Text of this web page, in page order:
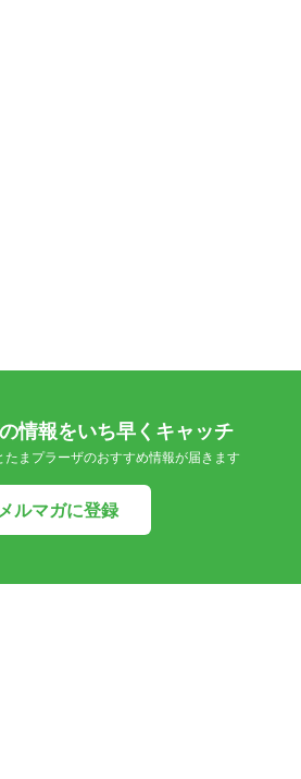
情報をいち早くキャッチ
たまプラーザのおすすめ情報が届きます
メルマガに登録